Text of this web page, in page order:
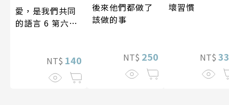
愛，是我們共同
的語言 6 第六屆
NT$ 140
後來他們都做了
該做的事
NT$ 250
壞習慣
NT$